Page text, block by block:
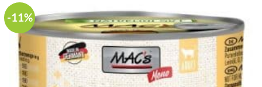
-11%